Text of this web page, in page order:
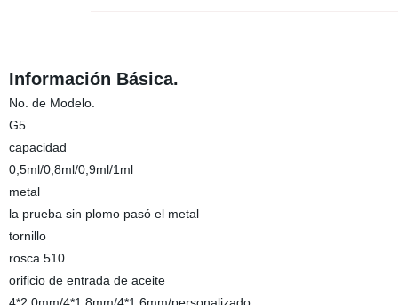
Información Básica.
No. de Modelo.
G5
capacidad
0,5ml/0,8ml/0,9ml/1ml
metal
la prueba sin plomo pasó el metal
tornillo
rosca 510
orificio de entrada de aceite